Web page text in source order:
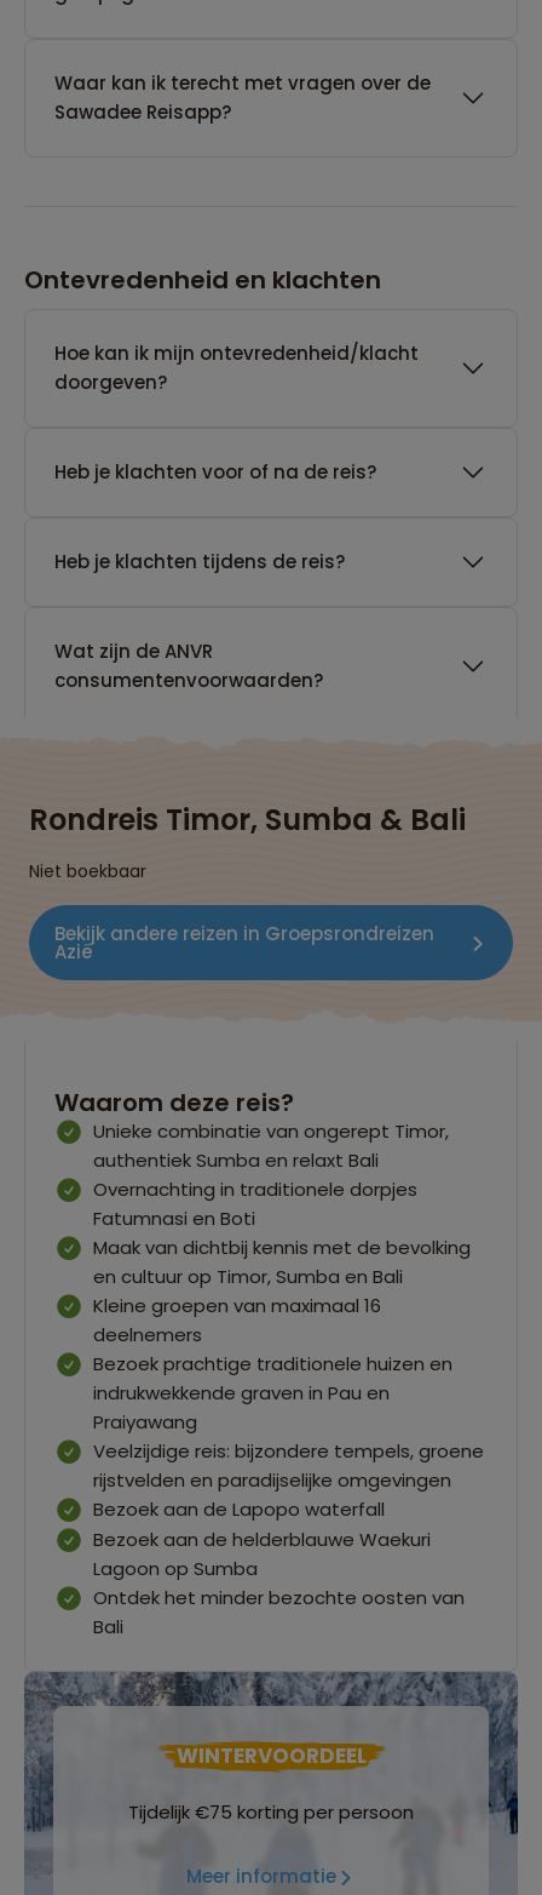
Waar kan ik terecht met vragen over de
Sawadee Reisapp?
Ontevredenheid en klachten
Hoe kan ik mijn ontevredenheid/klacht
doorgeven?
Heb je klachten voor of na de reis?
Heb je klachten tijdens de reis?
Wat zijn de ANVR
consumentenvoorwaarden?
Rondreis Timor, Sumba & Bali
Niet boekbaar
Bekijk andere reizen in Groepsrondreizen
Azië
Waarom deze reis?
Unieke combinatie van ongerept Timor,
authentiek Sumba en relaxt Bali
Overnachting in traditionele dorpjes
Fatumnasi en Boti
Maak van dichtbij kennis met de bevolking
en cultuur op Timor, Sumba en Bali
Kleine groepen van maximaal 16
deelnemers
Bezoek prachtige traditionele huizen en
indrukwekkende graven in Pau en
Praiyawang
Veelzijdige reis: bijzondere tempels, groene
rijstvelden en paradijselijke omgevingen
Bezoek aan de Lapopo waterfall
Bezoek aan de helderblauwe Waekuri
Lagoon op Sumba
Ontdek het minder bezochte oosten van
Bali
WINTERVOORDEEL
Tijdelijk €75 korting per persoon
Meer informatie